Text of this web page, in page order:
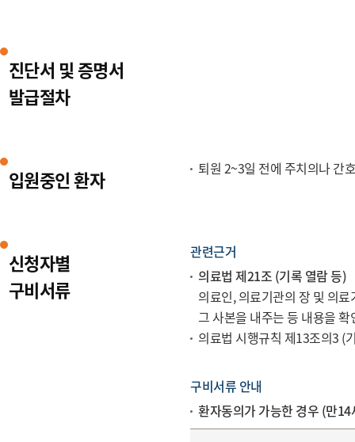
진단서 및 증명서
발급절차
입원중인 환자 퇴원 2~3일 전에 주치의나 간
신청자별
구비서류
관련근거
의료법 제21조 (기록 열람 등)
의료인, 의료기관의 장 및 의
그 사본을 내주는 등 내용을
의료법 시행규칙 제13조의3 (
구비서류 안내
환자동의가 가능한 경우 (만